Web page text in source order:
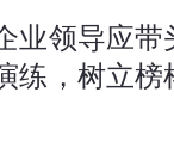
业领导应带
练，树立榜